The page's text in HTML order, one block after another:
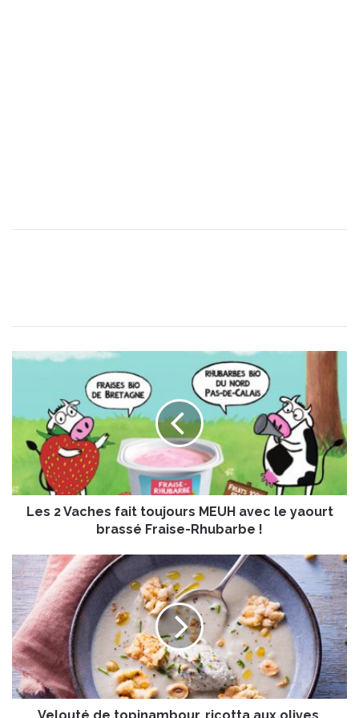
L
e
i
t
t
o
u
j
o
u
r
Les 2 Vaches fait toujours MEUH avec le yaourt
brassé Fraise-Rhubarbe !
V
e
l
o
u
t
é
d
e
Velouté de topinambour, ricotta aux olives,